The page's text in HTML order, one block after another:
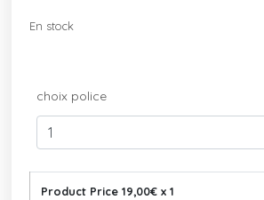
En stock
choix police
Product Price19,00€ x 1